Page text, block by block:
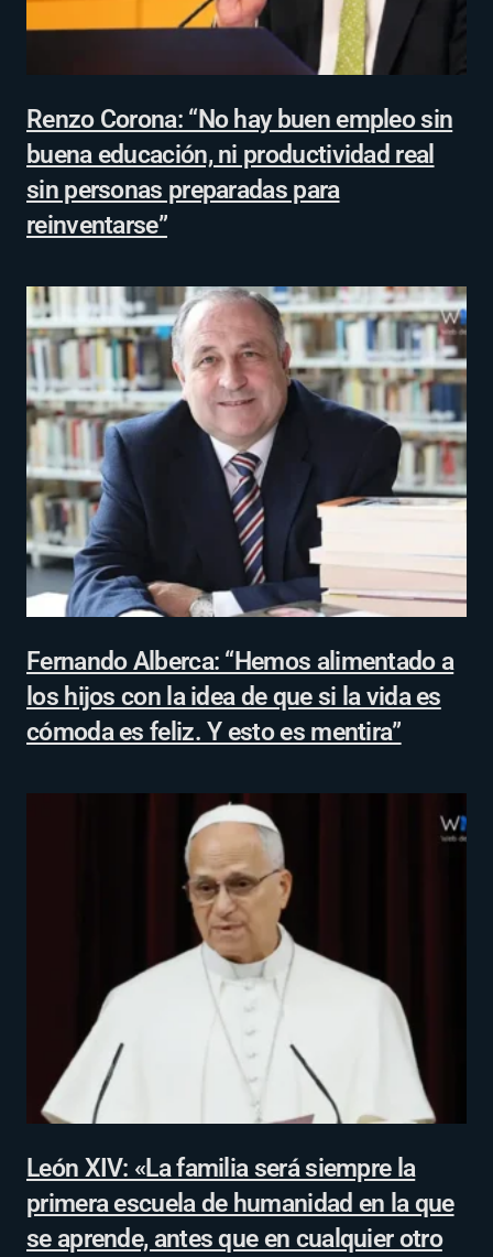
Renzo Corona: “No hay buen empleo sin
buena educación, ni productividad real
sin personas preparadas para
reinventarse”
Fernando Alberca: “Hemos alimentado a
los hijos con la idea de que si la vida es
cómoda es feliz. Y esto es mentira”
León XIV: «La familia será siempre la
primera escuela de humanidad en la que
se aprende, antes que en cualquier otro